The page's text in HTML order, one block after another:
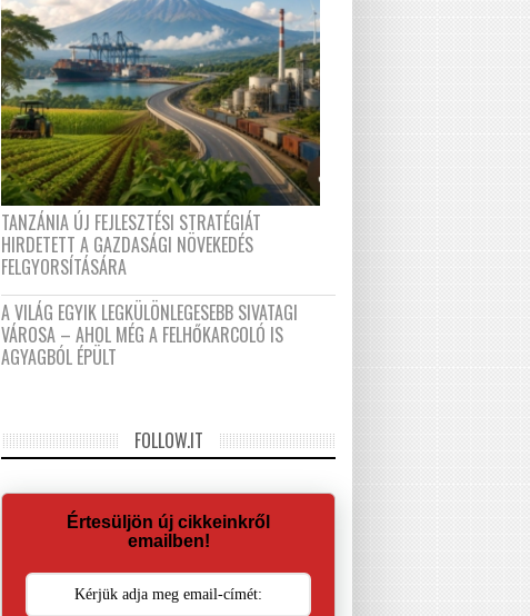
TANZÁNIA ÚJ FEJLESZTÉSI STRATÉGIÁT
HIRDETETT A GAZDASÁGI NÖVEKEDÉS
FELGYORSÍTÁSÁRA
A VILÁG EGYIK LEGKÜLÖNLEGESEBB SIVATAGI
VÁROSA – AHOL MÉG A FELHŐKARCOLÓ IS
AGYAGBÓL ÉPÜLT
FOLLOW.IT
Értesüljön új cikkeinkről
emailben!